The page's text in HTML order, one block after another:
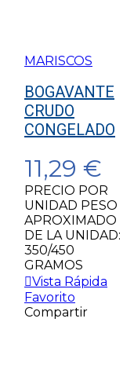
MARISCOS
BOGAVANTE
CRUDO
CONGELADO
11,29 €
PRECIO POR
UNIDAD PESO
APROXIMADO
DE LA UNIDAD:
350/450
GRAMOS
Vista Rápida
Favorito
Compartir